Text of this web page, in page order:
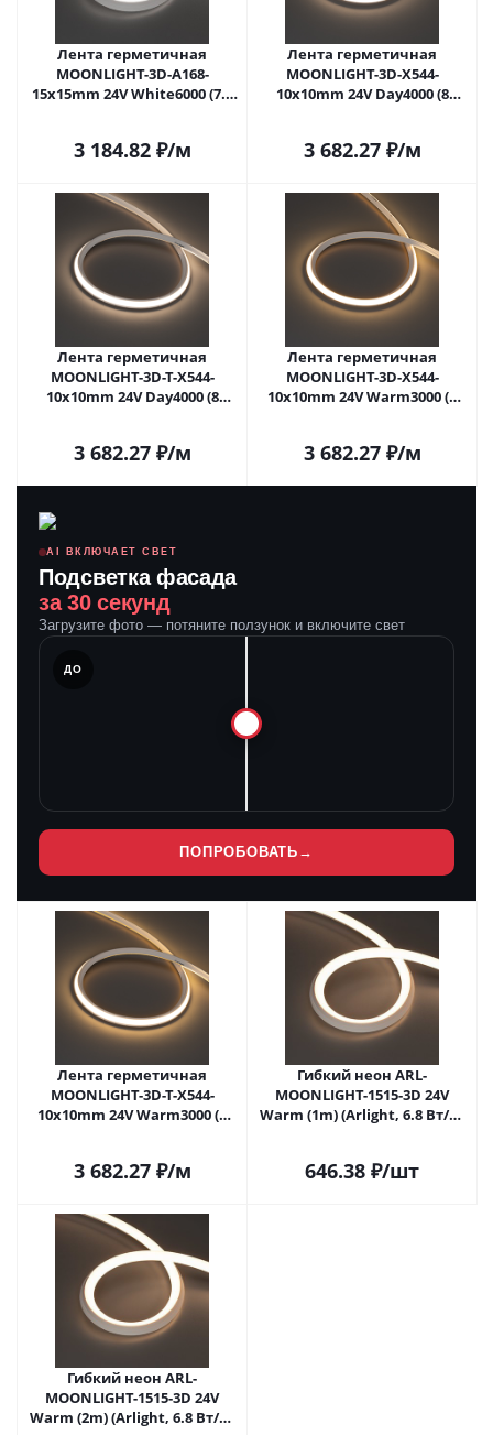
Лента герметичная
MOONLIGHT-3D-A168-
15x15mm 24V White6000 (7.2
3 184.82₽/м
Лента герметичная
MOONLIGHT-3D-X544-
10x10mm 24V Day4000 (8
лет)
3 682.27₽/м
Лента герметичная
MOONLIGHT-3D-T-X544-
10x10mm 24V Day4000 (8
лет)
3 682.27₽/м
Лента герметичная
MOONLIGHT-3D-X544-
10x10mm 24V Warm3000 (8
лет)
3 682.27₽/м
AI ВКЛЮЧАЕТ СВЕТ
Подсветка фасада
за 30 секунд
Загрузите фото — потяните ползунок и включите свет
ДО
ПОПРОБОВАТЬ →
Лента герметичная
MOONLIGHT-3D-T-X544-
10x10mm 24V Warm3000 (8
лет)
3 682.27₽/м
Гибкий неон ARL-
MOONLIGHT-1515-3D 24V
Warm (1m) (Arlight, 6.8 Вт/м,
646.38 ₽/шт
Гибкий неон ARL-
MOONLIGHT-1515-3D 24V
Warm (2m) (Arlight, 6.8 Вт/м,